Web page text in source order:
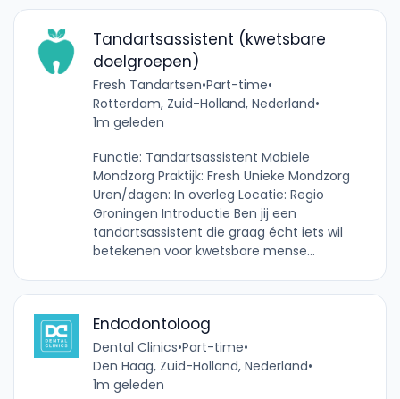
Tandartsassistent (kwetsbare
doelgroepen)
Fresh Tandartsen•Part-time•
Rotterdam, Zuid-Holland, Nederland•
1m geleden
Functie: Tandartsassistent Mobiele
Mondzorg Praktijk: Fresh Unieke Mondzorg
Uren/dagen: In overleg Locatie: Regio
Groningen Introductie Ben jij een
tandartsassistent die graag écht iets wil
betekenen voor kwetsbare mense...
Endodontoloog
Dental Clinics•Part-time•
Den Haag, Zuid-Holland, Nederland•
1m geleden